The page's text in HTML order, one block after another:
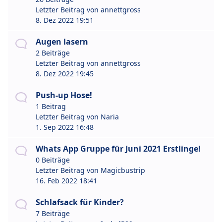
Letzter Beitrag von annettgross
8. Dez 2022 19:51
Augen lasern
2 Beiträge
Letzter Beitrag von annettgross
8. Dez 2022 19:45
Push-up Hose!
1 Beitrag
Letzter Beitrag von Naria
1. Sep 2022 16:48
Whats App Gruppe für Juni 2021 Erstlinge!
0 Beiträge
Letzter Beitrag von Magicbustrip
16. Feb 2022 18:41
Schlafsack für Kinder?
7 Beiträge